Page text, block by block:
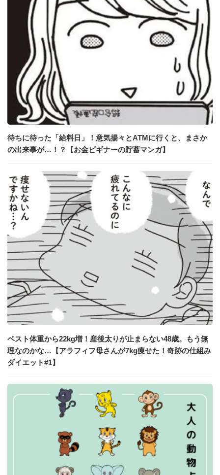
待ちに待った「給料日」！意気揚々とATMに行くと、まさか
の出来事が…！？【お金ビギナーの貯蓄マンガ】
ベスト体重から22kg増！産後太りが止まらない48歳。もう無
理なのかな…【アラフィフ母さんが7kg痩せた！奇跡の仕組み
ダイエット#1】